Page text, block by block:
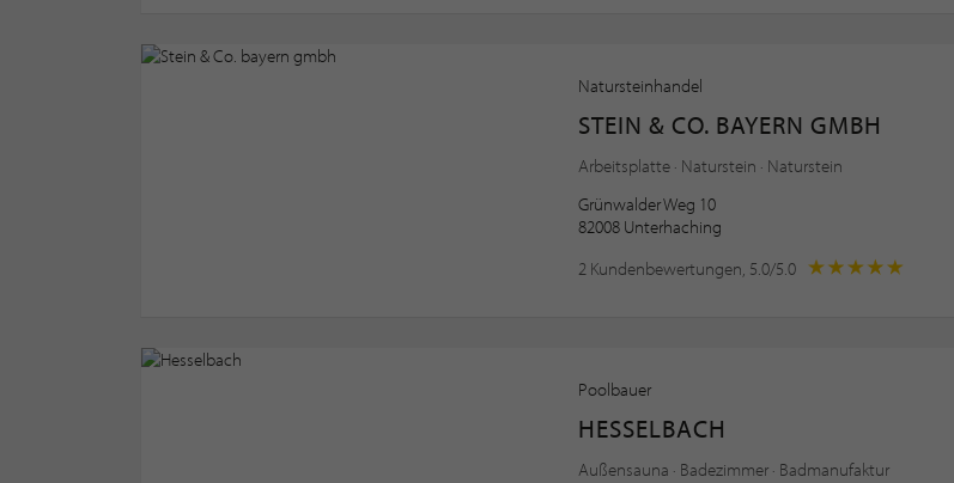
Natursteinhandel
STEIN & CO. BAYERN GMBH
Arbeitsplatte · Naturstein · Naturstein
Grünwalder Weg 10
82008 Unterhaching
2 Kundenbewertungen, 5.0/5.0
Poolbauer
HESSELBACH
Außensauna · Badezimmer · Badmanufaktur